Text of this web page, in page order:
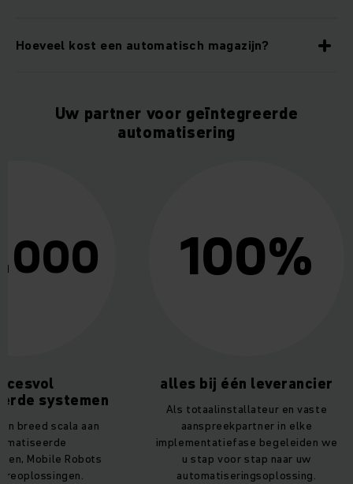
Hoeveel kost een automatisch magazijn?
Uw partner voor geïntegreerde
automatisering
succesvol
systemen
een breed scala aan
geautomatiseerde
Mobile Robots
softwareoplossingen.
100%
alles bij één
Als totaalinstallateur en
aanspreekpartner in elke
implementatiefase
u stap voor stap naar uw